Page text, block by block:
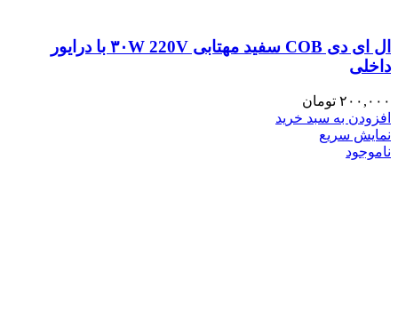
ال ای دی COB سفید مهتابی ۳۰W 220V با درایور
داخلی
۲۰۰,۰۰۰ تومان
افزودن به سبد خرید
نمایش سریع
ناموجود